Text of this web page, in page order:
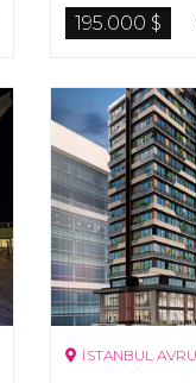
195.000 $
İSTANBUL